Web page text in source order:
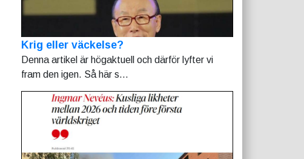
Krig eller väckelse?
Denna artikel är högaktuell och därför lyfter vi
fram den igen. Så här s...